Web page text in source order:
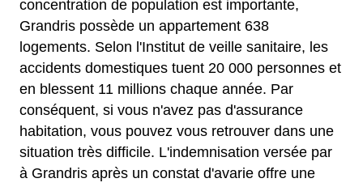
concentration de population est importante,
Grandris possède un appartement 638
logements. Selon l'Institut de veille sanitaire, les
accidents domestiques tuent 20 000 personnes et
en blessent 11 millions chaque année. Par
conséquent, si vous n'avez pas d'assurance
habitation, vous pouvez vous retrouver dans une
situation très difficile. L'indemnisation versée par
à Grandris après un constat d'avarie offre une